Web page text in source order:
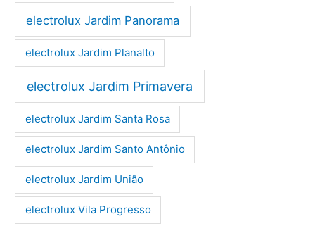
electrolux Jardim Panorama
electrolux Jardim Planalto
electrolux Jardim Primavera
electrolux Jardim Santa Rosa
electrolux Jardim Santo Antônio
electrolux Jardim União
electrolux Vila Progresso